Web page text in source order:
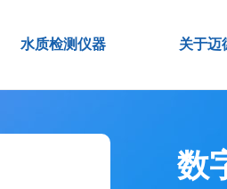
水质检测仪器 关于迈
数